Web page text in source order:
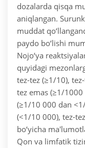
dozalarda qisqa
aniqlangan.
muddat
paydo bo‘lishi
Nojo‘ya
quyidagi
tez-tez (≥1/10),
tez emas (≥1/
(≥1/10 000 dan
(<1/10 000), tez-
bo‘yicha
Qon va limfatik